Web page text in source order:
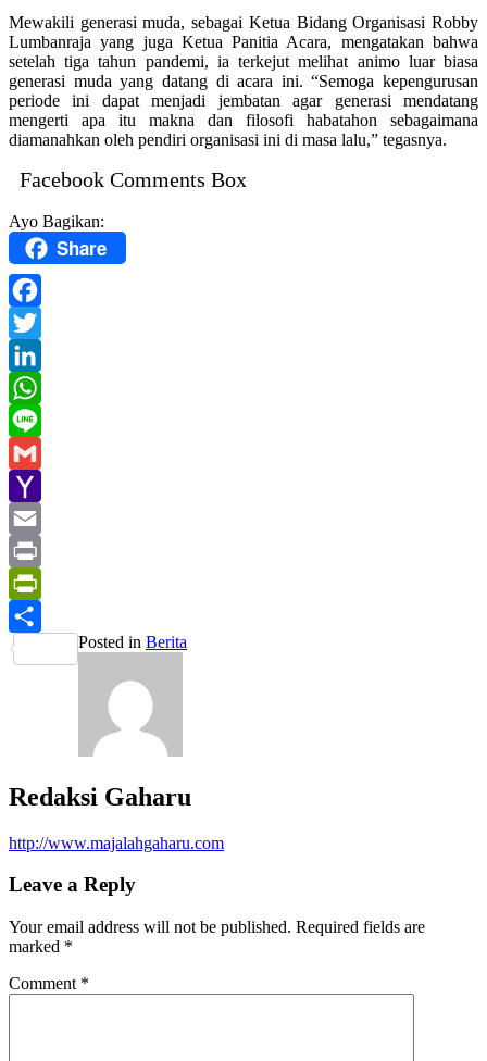
Mewakili generasi muda, sebagai Ketua Bidang Organisasi Robby
Lumbanraja yang juga Ketua Panitia Acara, mengatakan bahwa
setelah tiga tahun pandemi, ia terkejut melihat animo luar biasa
generasi muda yang datang di acara ini. “Semoga kepengurusan
periode ini dapat menjadi jembatan agar generasi mendatang
mengerti apa itu makna dan filosofi habatahon sebagaimana
diamanahkan oleh pendiri organisasi ini di masa lalu,” tegasnya.
Facebook Comments Box
Ayo Bagikan:
Share
Facebook
Twitter
LinkedIn
WhatsApp
Line
Gmail
Yahoo
Mail
Email
Print
PrintFriendly
Share
Posted in Berita
Redaksi Gaharu
http://www.majalahgaharu.com
Leave a Reply
Your email address will not be published. Required fields are
marked *
Comment *